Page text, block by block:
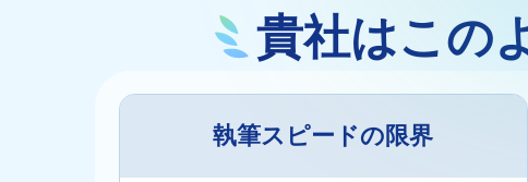
AI人材育成：プロジェクトマ
い、戦略を立案。組織を巻き込
み、成果を出す推進力を養う
AI人材育成：HRエンパワー
社内の情報資産
貴社はこの
執筆スピードの限界